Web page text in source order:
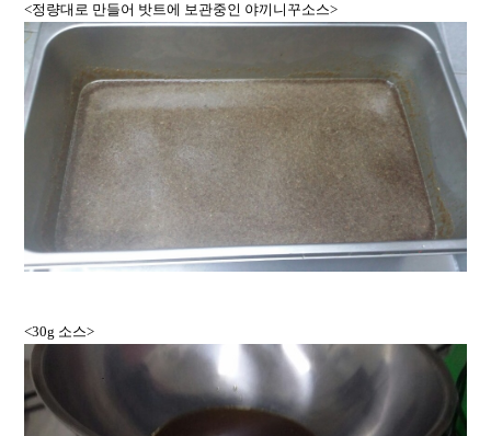
<정량대로 만들어 밧트에 보관중인 야끼니꾸소스>
<30g 소스>